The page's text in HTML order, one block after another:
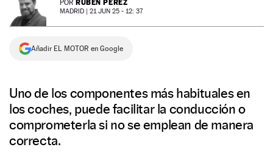
NEWSLETTER
SÍGUENOS
POR RUBÉN PÉREZ
MADRID | 21 JUN 25 - 12: 37
Añadir EL MOTOR en Google
Uno de los componentes más habituales en
los coches, puede facilitar la conducción o
comprometerla si no se emplean de manera
correcta.